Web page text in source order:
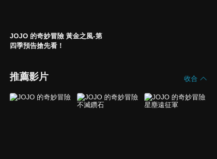
JOJO 的奇妙冒險 黃金之風-第
四季預告搶先看！
推薦影片 收合